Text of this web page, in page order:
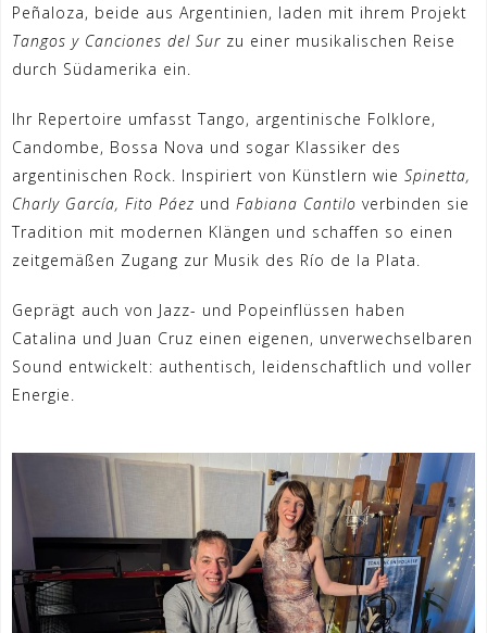
Peñaloza, beide aus Argentinien, laden mit ihrem Projekt
Tangos y Canciones del Sur zu einer musikalischen Reise
durch Südamerika ein.
Ihr Repertoire umfasst Tango, argentinische Folklore,
Candombe, Bossa Nova und sogar Klassiker des
argentinischen Rock. Inspiriert von Künstlern wie Spinetta,
Charly García, Fito Páez und Fabiana Cantilo verbinden sie
Tradition mit modernen Klängen und schaffen so einen
zeitgemäßen Zugang zur Musik des Río de la Plata.
Geprägt auch von Jazz- und Popeinflüssen haben
Catalina und Juan Cruz einen eigenen, unverwechselbaren
Sound entwickelt: authentisch, leidenschaftlich und voller
Energie.